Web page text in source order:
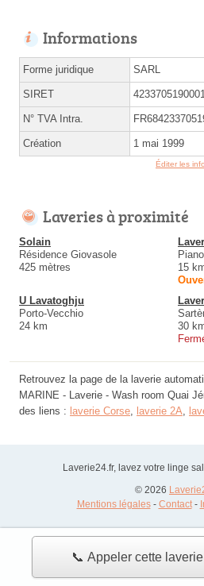
📞 Appeler cette
Informations
Forme juridique SARL
SIRET
N° TVA Intra.
Création 1 mai 1999
Éditer les
Laveries à proximité
Solain
Résidence Giovasole
425 mètres
15
U Lavatoghju
Porto-Vecchio
24 km
30
Retrouvez la page de la laverie
MARINE - Laverie - Wash room Quai
des liens : laverie Corse laverie 2A
Laverie24.fr, lavez votre linge
© 2026
Mentions légales- Contact-